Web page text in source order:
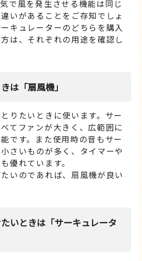
で風を発生させる機能は同じ
いがあることをご存知でしょ
キュレーターのどちらを購入
は、それぞれの用途を確認し
は「扇風機」
りたいときに使います。サー
てファンが大きく、広範囲に
です。また使用時の音もサー
さいものが多く、タイマーや
優れています。
いのであれば、扇風機が良い
いときは「サーキュレータ